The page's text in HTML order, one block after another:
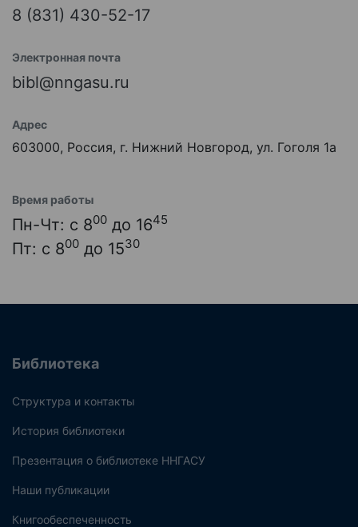
8 (831) 430-52-17
Электронная почта
bibl@nngasu.ru
Адрес
603000, Россия, г. Нижний Новгород, ул. Гоголя 1а
Время работы
Пн-Чт: с 800 до 1645
Пт: с 800 до 1530
Библиотека
Структура и контакты
История библиотеки
Презентация о библиотеке ННГАСУ
Наши публикации
Книгообеспеченность